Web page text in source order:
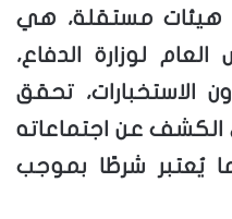
هيئات مستقلة، هي
لوزارة الدفاع،
الاستخبارات، تحقق
عن اجتماعاته
يُعتبر شرطًا بموجب